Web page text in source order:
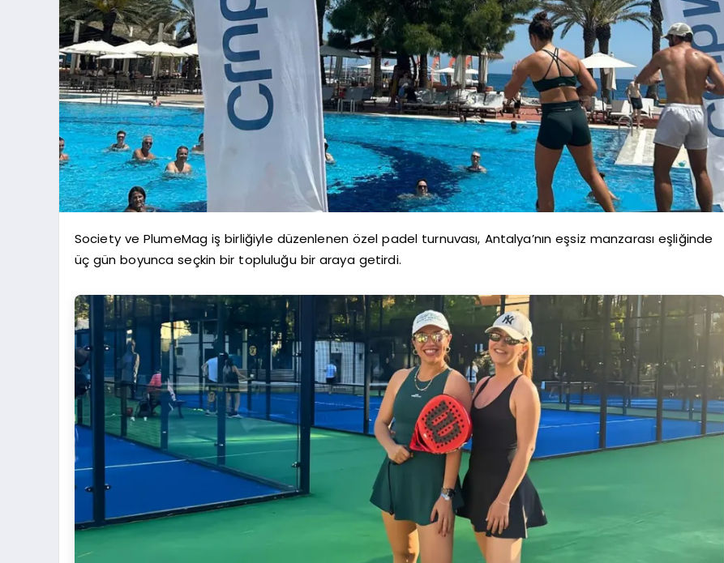
Society ve PlumeMag iş birliğiyle düzenlenen özel padel turnuvası, Antalya’nın eşsiz manzarası eşliğinde
üç gün boyunca seçkin bir topluluğu bir araya getirdi.